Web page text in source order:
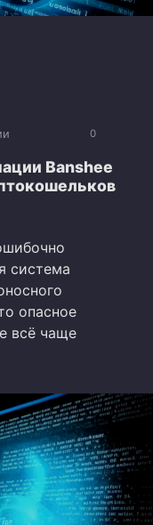
0
Banshee
система
опасное
всё чаще